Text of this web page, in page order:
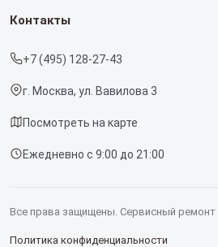
Срочный ремонт
Доставка и способы оплаты
Диагностика
Контакты
Роботов-пылесосов
Винных шкафов
Контакты
+7 (495) 128-27-43
г. Москва, ул. Вавилова 3
Посмотреть на карте
Ежедневно с 9:00 до 21:00
Все права защищены. Сервисный ремонт
Политика конфиденциальности